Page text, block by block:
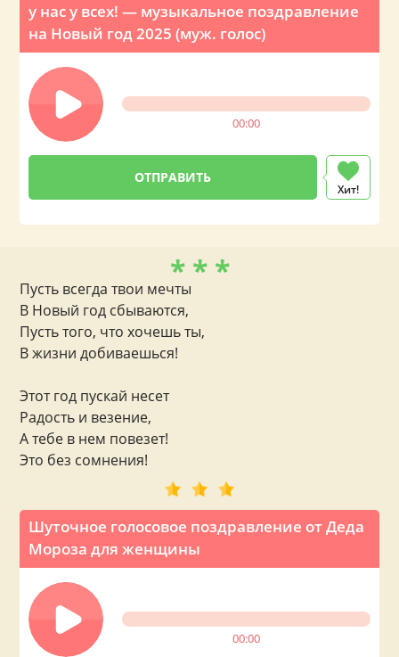
у нас у всех! — музыкальное поздравление
на Новый год 2025 (муж. голос)
00:00
Хит!
Шуточное голосовое поздравление от Деда
Мороза для женщины
00:00
* * *
Пусть всегда твои мечты
В Новый год сбываются,
Пусть того, что хочешь ты,
В жизни добиваешься!
Этот год пускай несет
Радость и везение,
А тебе в нем повезет!
Это без сомнения!